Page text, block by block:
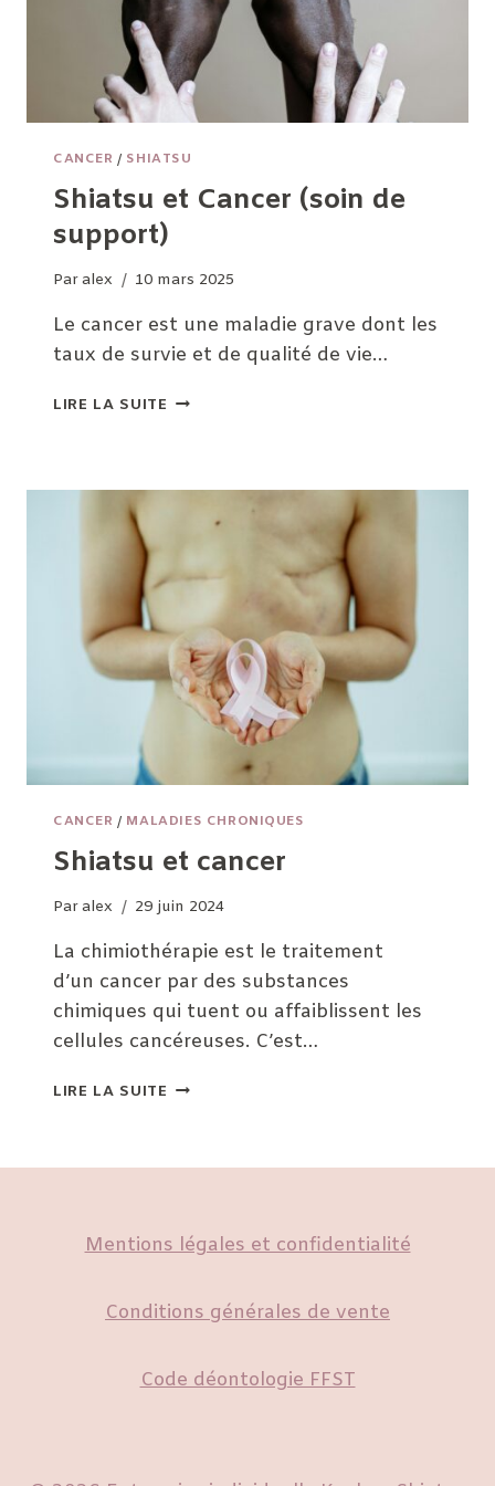
CANCER / SHIATSU
Shiatsu et Cancer (soin de
support)
Paralex 10 mars 2025
Le cancer est une maladie grave dont les
taux de survie et de qualité de vie…
LIRE LA SUITE SHIATSU
DE
SUPPORT)
CANCER / MALADIES CHRONIQUES
Shiatsu et cancer
Paralex 29 juin 2024
La chimiothérapie est le traitement
d’un cancer par des substances
chimiques qui tuent ou affaiblissent les
cellules cancéreuses. C’est…
LIRE LA SUITE SHIATSU
Mentions légales et confidentialité
Conditions générales de vente
Code déontologie FFST